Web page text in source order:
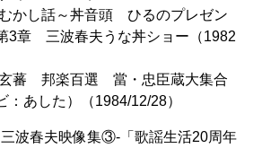
かし話～丼音頭 ひるのプレゼン
章 三波春夫うな丼ショー（1982
蕃 邦楽百選 當・忠臣蔵大集合
あした）（1984/12/28）
波春夫映像集③-「歌謡生活20周年